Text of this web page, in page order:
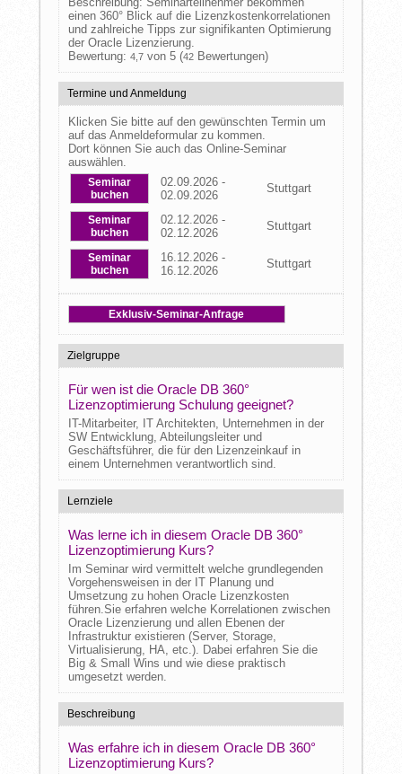
einen 360° Blick auf die Lizenzkostenkorrelationen
und zahlreiche Tipps zur signifikanten Optimierung
der Oracle Lizenzierung.
Bewertung: 4,7von 5 (42Bewertungen)
Termine und Anmeldung
Klicken Sie bitte auf den gewünschten Termin um
auf das Anmeldeformular zu kommen.
Dort können Sie auch das Online-Seminar
auswählen.
Seminar
buchen
02.09.2026 -
02.09.2026
Stuttgart
Seminar
buchen
02.12.2026 -
02.12.2026
Stuttgart
Seminar
buchen
16.12.2026 -
16.12.2026
Stuttgart
Exklusiv-Seminar-Anfrage
Zielgruppe
Für wen ist die Oracle DB 360°
Lizenzoptimierung Schulung geeignet?
IT-Mitarbeiter, IT Architekten, Unternehmen in der
SW Entwicklung, Abteilungsleiter und
Geschäftsführer, die für den Lizenzeinkauf in
einem Unternehmen verantwortlich sind.
Lernziele
Was lerne ich in diesem Oracle DB 360°
Lizenzoptimierung Kurs?
Im Seminar wird vermittelt welche grundlegenden
Vorgehensweisen in der IT Planung und
Umsetzung zu hohen Oracle Lizenzkosten
führen.Sie erfahren welche Korrelationen zwischen
Oracle Lizenzierung und allen Ebenen der
Infrastruktur existieren (Server, Storage,
Virtualisierung, HA, etc.). Dabei erfahren Sie die
Big & Small Wins und wie diese praktisch
umgesetzt werden.
Beschreibung
Was erfahre ich in diesem Oracle DB 360°
Lizenzoptimierung Kurs?